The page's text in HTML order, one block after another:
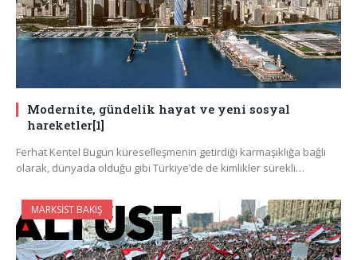
Modernite, gündelik hayat ve yeni sosyal
hareketler[1]
Ferhat Kentel Bugün küreselleşmenin getirdiği karmaşıklığa bağlı
olarak, dünyada olduğu gibi Türkiye’de de kimlikler sürekli…
MARKSIST BAKIŞ